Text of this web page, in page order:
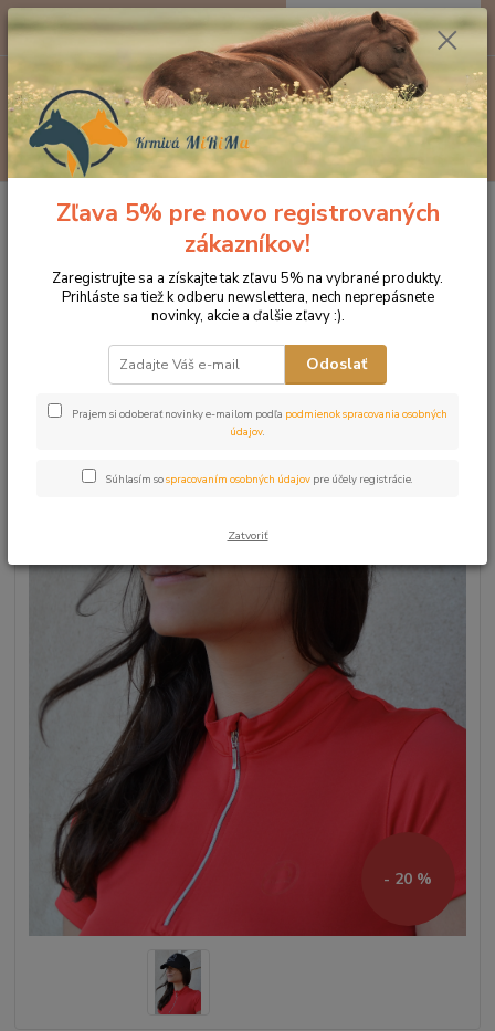
Menu
0ks
za0 €
Značka oblečenia MONTAR ZĽAVY! MONTAR šiltovka čierna
MONTAR šiltovka čierna
Novinka Akcia
- 20 %
Zľava 5% pre novo registrovaných
zákazníkov!
Zaregistrujte sa a získajte tak zľavu 5% na vybrané produkty.
Prihláste sa tiež k odberu newslettera, nech neprepásnete
novinky, akcie a ďalšie zľavy :).
Odoslať
Prajem si odoberať novinky e-mailom podľa podmienok spracovania osobných
údajov.
Súhlasím sospracovaním osobných údajov pre účely registrácie.
Zatvoriť